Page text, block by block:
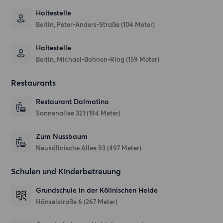
Haltestelle
Berlin, Peter-Anders-Straße (104 Meter)
Haltestelle
Berlin, Michael-Bohnen-Ring (159 Meter)
Restaurants
Restaurant Dalmatino
Sonnenallee 321 (194 Meter)
Zum Nussbaum
Neuköllnische Allee 93 (497 Meter)
Schulen und Kinderbetreuung
Grundschule in der Köllnischen Heide
Hänselstraße 6 (267 Meter)